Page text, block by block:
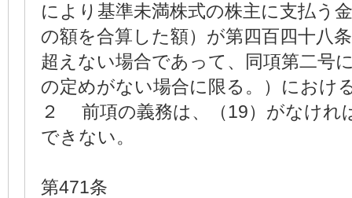
により基準未満株式の株主に支払う
の額を合算した額）が第四百四十八
超えない場合であって、同項第二号
の定めがない場合に限る。）におけ
２ 前項の義務は、（19）がなけれ
できない。
第471条